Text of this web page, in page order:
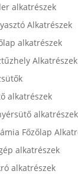
alkatrészek
Alkatrészek
alkatrészek
Alkatrészek
alkatrészek
alkatrészek
Főzőlap
alkatrészek
alkatrészek